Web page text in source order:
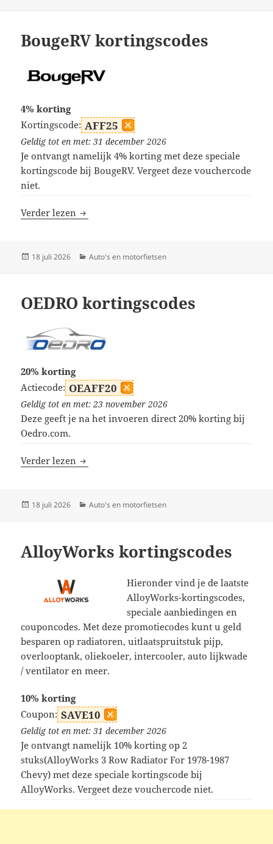
BougeRV kortingscodes
4% korting
Kortingscode: AFF25
Geldig tot en met: 31 december 2026
Je ontvangt namelijk 4% korting met deze speciale
kortingscode bij BougeRV. Vergeet deze vouchercode
niet.
Verder lezen BougeRV kortingscodes
Geplaatst
18 juli 2026 Categorieën
Auto's en motorfietsen
OEDRO kortingscodes
20% korting
Actiecode: OEAFF20
Geldig tot en met: 23 november 2026
Deze geeft je na het invoeren direct 20% korting bij
Oedro.com.
Verder lezen OEDRO kortingscodes
Geplaatst
18 juli 2026 Categorieën
Auto's en motorfietsen
AlloyWorks kortingscodes
Hieronder vind je de laatste
AlloyWorks-kortingscodes,
speciale aanbiedingen en
couponcodes. Met deze promotiecodes kunt u geld
besparen op radiatoren, uitlaatspruitstuk pijp,
overlooptank, oliekoeler, intercooler, auto lijkwade
/ ventilator en meer.
10% korting
Coupon: SAVE10
Geldig tot en met: 31 december 2026
Je ontvangt namelijk 10% korting op 2
stuks(AlloyWorks 3 Row Radiator For 1978-1987
Chevy) met deze speciale kortingscode bij
AlloyWorks. Vergeet deze vouchercode niet.